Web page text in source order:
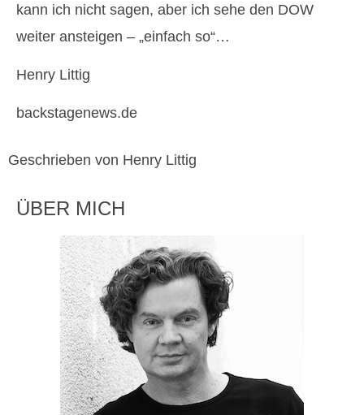
kann ich nicht sagen, aber ich sehe den DOW
weiter ansteigen – „einfach so“…
Henry Littig
backstagenews.de
Geschrieben von Henry Littig
ÜBER MICH